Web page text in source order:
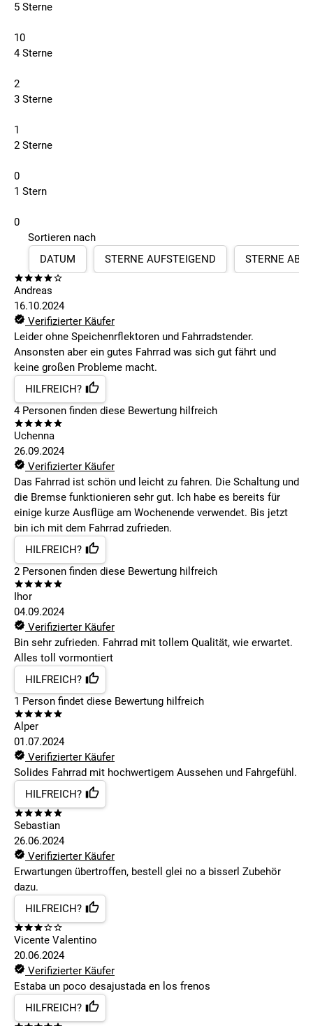
5 Sterne
10
4 Sterne
2
3 Sterne
1
2 Sterne
0
1 Stern
0
Sortieren nach
DATUM
STERNE AUFSTEIGEND STERNE
Andreas
16.10.2024
Verifizierter Käufer
Leider ohne Speichenrflektoren und Fahrradstender.
Ansonsten aber ein gutes Fahrrad was sich gut fährt und
keine großen Probleme macht.
HILFREICH?
4Personen finden diese Bewertung hilfreich
Uchenna
26.09.2024
Verifizierter Käufer
Das Fahrrad ist schön und leicht zu fahren. Die Schaltung und
die Bremse funktionieren sehr gut. Ich habe es bereits für
einige kurze Ausflüge am Wochenende verwendet. Bis jetzt
bin ich mit dem Fahrrad zufrieden.
HILFREICH?
2 Personen finden diese Bewertung hilfreich
Ihor
04.09.2024
Verifizierter Käufer
Bin sehr zufrieden. Fahrrad mit tollem Qualität, wie erwartet.
Alles toll vormontiert
HILFREICH?
1 Person findet diese Bewertung hilfreich
Alper
01.07.2024
Verifizierter Käufer
Solides Fahrrad mit hochwertigem Aussehen und Fahrgefühl.
HILFREICH?
Sebastian
26.06.2024
Verifizierter Käufer
Erwartungen übertroffen, bestell glei no a bisserl Zubehör
dazu.
HILFREICH?
Vicente Valentino
20.06.2024
Verifizierter Käufer
Estaba un poco desajustada en los frenos
HILFREICH?